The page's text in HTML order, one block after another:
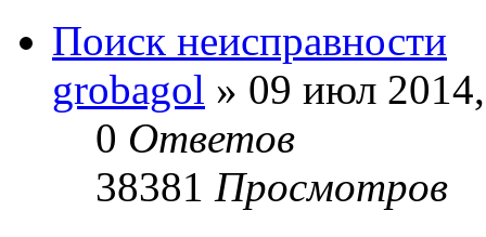
Поиск неисправности
grobagol » 09 июл
0 Ответов
38381 Просмотров